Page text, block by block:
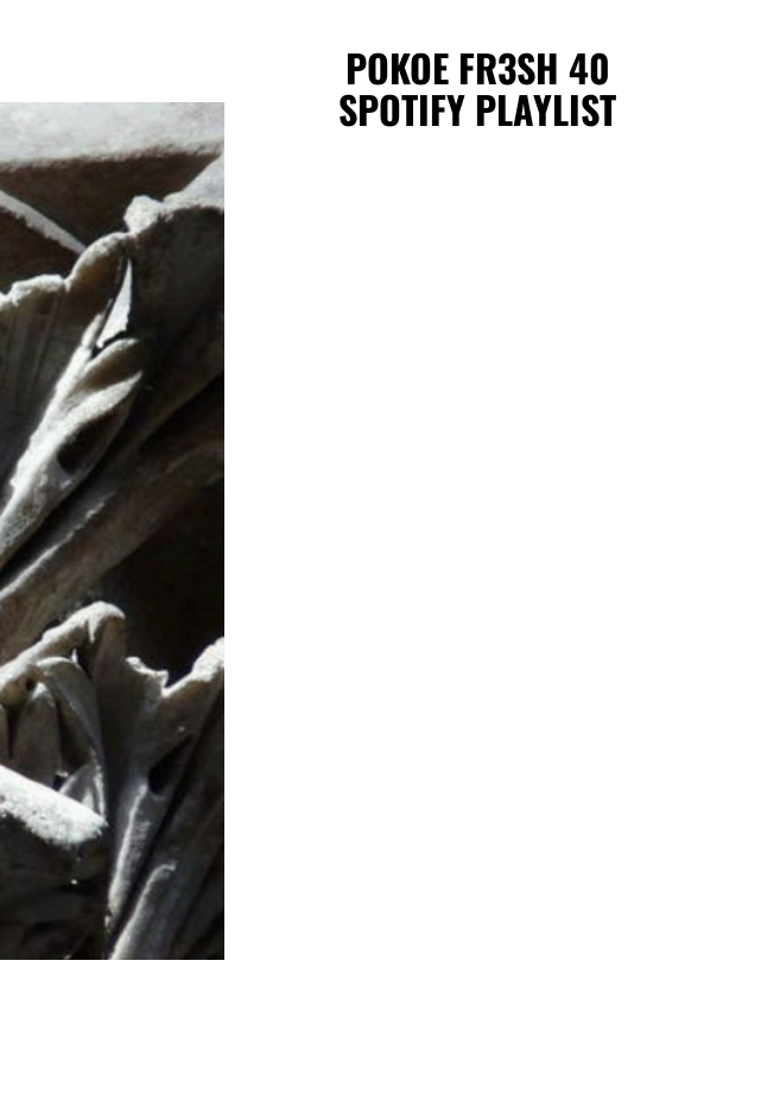
POKOE FR3SH 40
SPOTIFY PLAYLIST